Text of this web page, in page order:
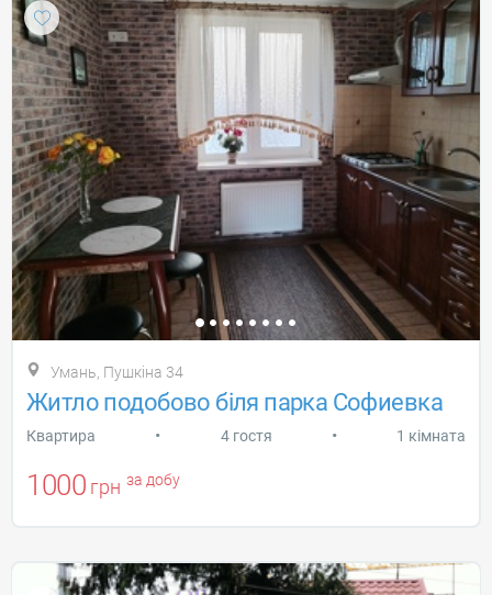
Умань, Пушкіна 34
Житло подобово біля парка Софиевка
Квартира • 4 гостя • 1 кімната
1000 грн за добу